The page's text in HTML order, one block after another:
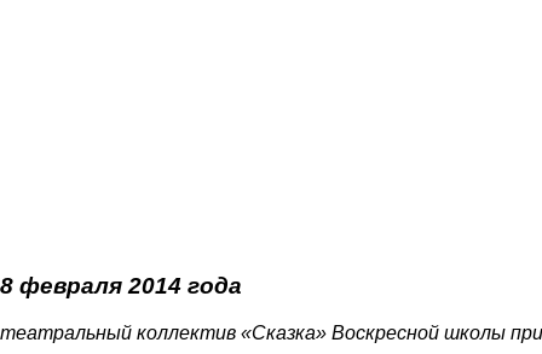
8 февраля 2014 года
театральный коллектив «Сказка» Воскресной школы